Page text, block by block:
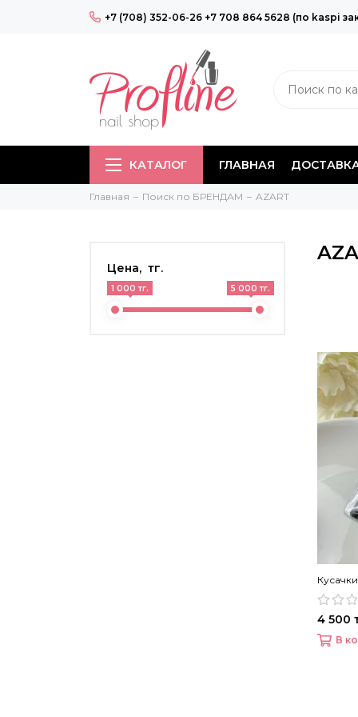
+7 (708) 352-06-26 +7 708 864 5628 (по kaspi
КАТАЛОГ ГЛАВНАЯ
Главная Поиск по БРЕНДАМ AZART
Цена, тг.
1 000 тг. 5 000 тг.
4 500
В